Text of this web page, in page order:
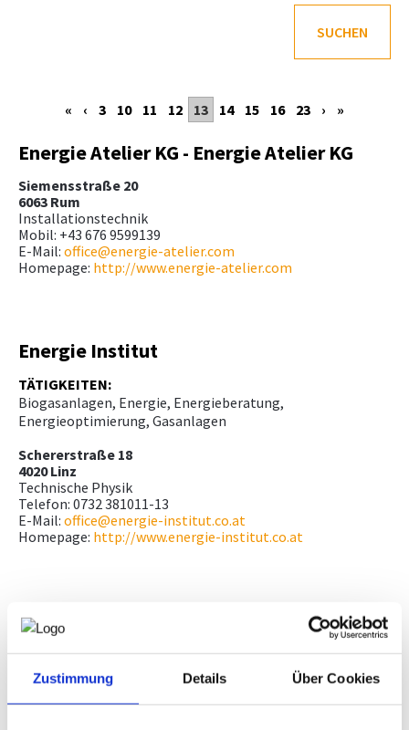
Zustimmung Details Über Cookies
SUCHEN
« ‹ 3 10 11 12 13 14 15 16 23 › »
Energie Atelier KG - Energie Atelier KG
Siemensstraße 20
6063 Rum
Installationstechnik
Mobil: +43 676 9599139
E-Mail: office@energie-atelier.com
Homepage: http://www.energie-atelier.com
Energie Institut
TÄTIGKEITEN:
Biogasanlagen, Energie, Energieberatung,
Energieoptimierung, Gasanlagen
Schererstraße 18
4020 Linz
Technische Physik
Telefon: 0732 381011-13
E-Mail: office@energie-institut.co.at
Homepage: http://www.energie-institut.co.at
Schererstraße 18
4020 Linz
Maschinenbau
E-Mail:office@energie-institut.co.at
Homepage:http://www.energie-institut.co.at